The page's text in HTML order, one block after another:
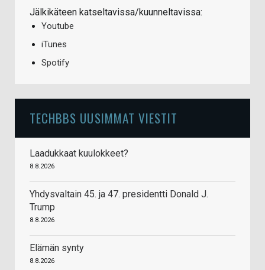
Jälkikäteen katseltavissa/kuunneltavissa:
Youtube
iTunes
Spotify
TECHBBS UUSIMMAT VIESTIT
Laadukkaat kuulokkeet?
8.8.2026
Yhdysvaltain 45. ja 47. presidentti Donald J.
Trump
8.8.2026
Elämän synty
8.8.2026